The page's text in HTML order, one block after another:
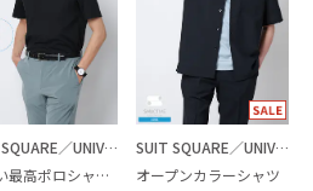
SUIT SQUARE／UNIVERSAL LANGUAGE
涼しい最高ポロシャツ／ビズポロシャツ
SUIT SQUARE／UNIVERSAL LANGUAGE
オープンカラーシャツ